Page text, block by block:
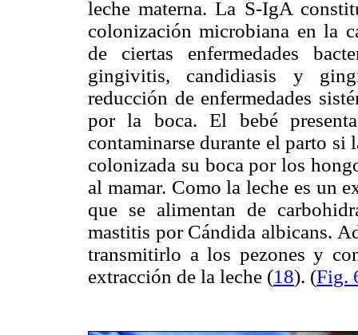
leche materna. La S-IgA
colonización microbiana en la
de ciertas enfermedades
gingivitis, candidiasis y
reducción de enfermedades
por la boca. El bebé
contaminarse durante el parto si
colonizada su boca por los
al mamar. Como la leche es un
que se alimentan de
mastitis por Cándida albicans.
transmitirlo a los pezones y
extracción de la leche (18). (Fig.